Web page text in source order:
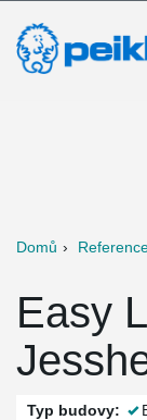
Domů
Easy
Typ budovy: